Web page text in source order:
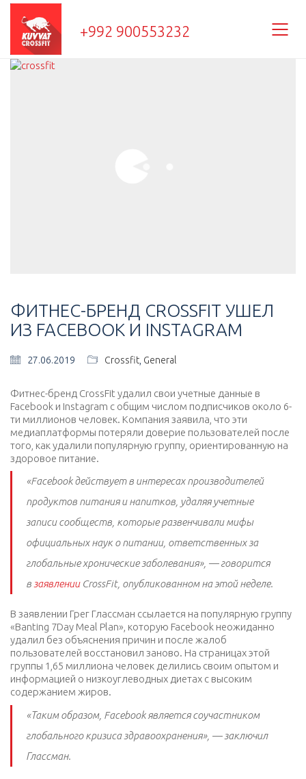
+992 900553232
ФИТНЕС-БРЕНД CROSSFIT УШЕЛ
ИЗ FACEBOOK И INSTAGRAM
27.06.2019 Crossfit General
Фитнес-бренд CrossFit удалил свои учетные данные в
Facebook и Instagram с общим числом подписчиков около 6-
ти миллионов человек. Компания заявила, что эти
медиаплатформы потеряли доверие пользователей после
того, как удалили популярную группу, ориентированную на
здоровое питание.
«Facebook действует в интересах производителей
продуктов питания и напитков, удаляя учетные
записи сообществ, которые развенчивали мифы
официальных наук о питании, ответственных за
глобальные хронические заболевания», — говорится
в заявленииCrossFit, опубликованном на этой неделе.
В заявлении Грег Глассман ссылается на популярную группу
«Banting 7Day Meal Plan», которую Facebook неожиданно
удалил без объяснения причин и после жалоб
пользователей восстановил заново. На страницах этой
группы 1,65 миллиона человек делились своим опытом и
информацией о низкоуглеводных диетах с высоким
содержанием жиров.
«Таким образом, Facebook является соучастником
глобального кризиса здравоохранения», — заключил
Глассман.